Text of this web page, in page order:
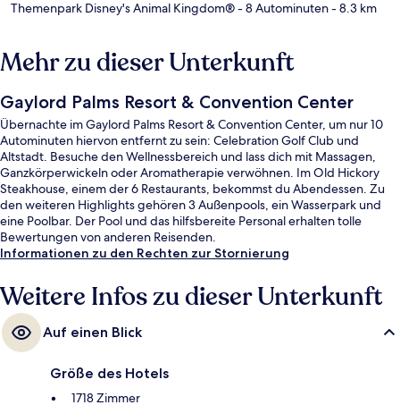
Themenpark Disney's Animal Kingdom®- 8 Autominuten- 8.3 km
Mehr zu dieser Unterkunft
Gaylord Palms Resort & Convention Center
Übernachte im Gaylord Palms Resort & Convention Center, um nur 10
Autominuten hiervon entfernt zu sein: Celebration Golf Club und
Altstadt. Besuche den Wellnessbereich und lass dich mit Massagen,
Ganzkörperwickeln oder Aromatherapie verwöhnen. Im Old Hickory
Steakhouse, einem der 6 Restaurants, bekommst du Abendessen. Zu
den weiteren Highlights gehören 3 Außenpools, ein Wasserpark und
eine Poolbar. Der Pool und das hilfsbereite Personal erhalten tolle
Bewertungen von anderen Reisenden.
Informationen zu den Rechten zur Stornierung
Weitere Infos zu dieser Unterkunft
Auf einen Blick
Größe des Hotels
1718 Zimmer